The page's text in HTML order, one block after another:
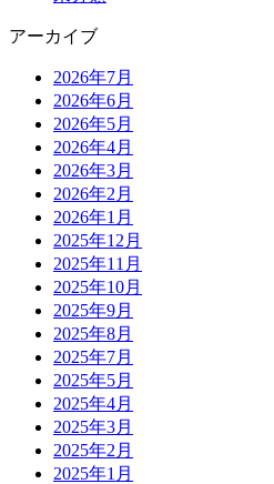
アーカイブ
2026年7月
2026年6月
2026年5月
2026年4月
2026年3月
2026年2月
2026年1月
2025年12月
2025年11月
2025年10月
2025年9月
2025年8月
2025年7月
2025年5月
2025年4月
2025年3月
2025年2月
2025年1月